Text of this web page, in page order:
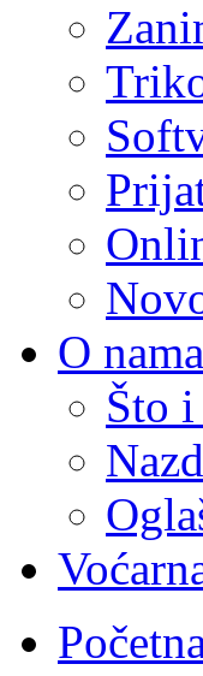
O nama
Što